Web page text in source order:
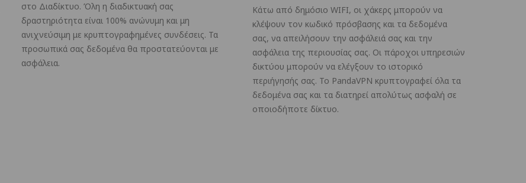
στο Διαδίκτυο. Όλη η διαδικτυακή σας
δραστηριότητα είναι 100% ανώνυμη και μη
ανιχνεύσιμη με κρυπτογραφημένες συνδέσεις. Τα
προσωπικά σας δεδομένα θα προστατεύονται με
ασφάλεια.
Κάτω από δημόσιο WIFI, οι χάκερς μπορούν να
κλέψουν τον κωδικό πρόσβασης και τα δεδομένα
σας, να απειλήσουν την ασφάλειά σας και την
ασφάλεια της περιουσίας σας. Οι πάροχοι υπηρεσιών
δικτύου μπορούν να ελέγξουν το ιστορικό
περιήγησής σας. Το PandaVPN κρυπτογραφεί όλα τα
δεδομένα σας και τα διατηρεί απολύτως ασφαλή σε
οποιοδήποτε δίκτυο.